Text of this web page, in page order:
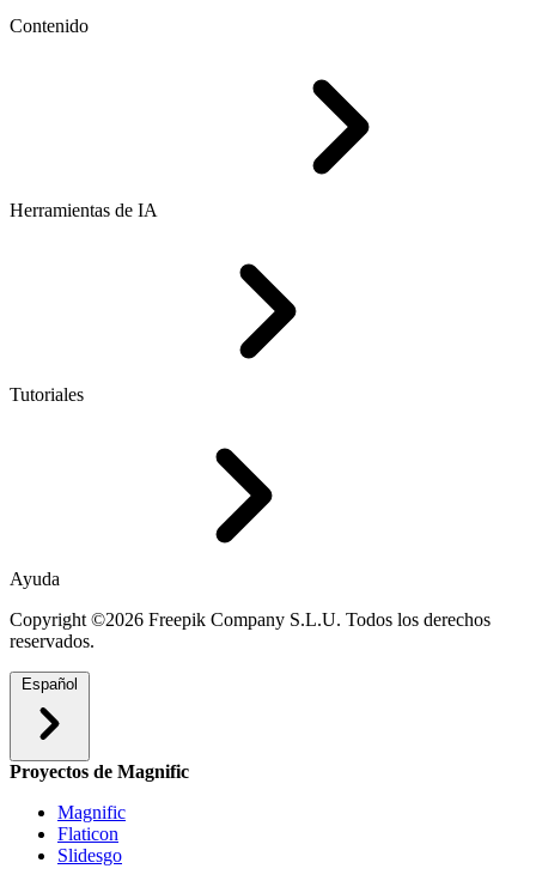
Contenido
Herramientas de IA
Tutoriales
Ayuda
Copyright ©2026 Freepik Company S.L.U. Todos los derechos
reservados.
Español
Proyectos de Magnific
Magnific
Flaticon
Slidesgo